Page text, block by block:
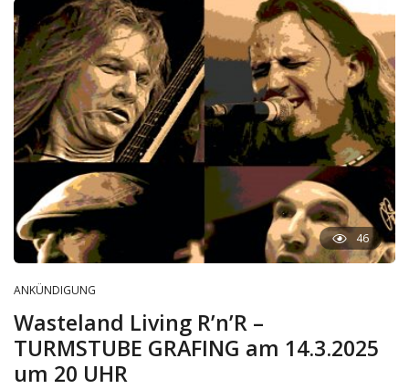
46
ANKÜNDIGUNG
Wasteland Living R’n’R –
TURMSTUBE GRAFING am 14.3.2025
um 20 UHR